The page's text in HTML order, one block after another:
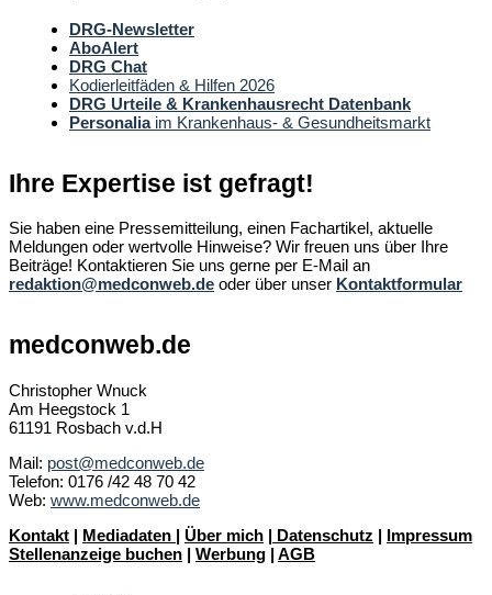
DRG-Newsletter
AboAlert
DRG Chat
Kodierleitfäden & Hilfen 2026
DRG Urteile & Krankenhausrecht Datenbank
Personaliaim Krankenhaus- & Gesundheitsmarkt
Ihre Expertise ist gefragt!
Sie haben eine Pressemitteilung, einen Fachartikel, aktuelle
Meldungen oder wertvolle Hinweise? Wir freuen uns über Ihre
Beiträge! Kontaktieren Sie uns gerne per E-Mail an
redaktion@medconweb.de oder über unser Kontaktformular
medconweb.de
Christopher Wnuck
Am Heegstock 1
61191 Rosbach v.d.H
Mail: post@medconweb.de
Telefon: 0176 /42 48 70 42
Web: www.medconweb.de
Kontakt | Mediadaten | Über mich | Datenschutz | Impressum
Stellenanzeige buchen | Werbung | AGB